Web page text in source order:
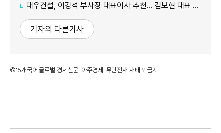
대우건설, 이강석 부사장 대표이사 추천… 김보현 대표 용퇴
기자의 다른기사
©'5개국어 글로벌 경제신문' 아주경제. 무단전재·재배포 금지